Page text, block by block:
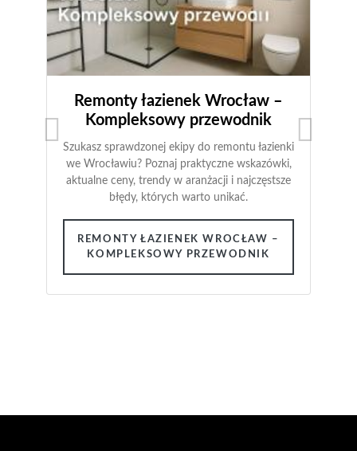
Remonty łazienek Wrocław –
Kompleksowy przewodnik
Szukasz sprawdzonej ekipy do remontu łazienki
we Wrocławiu? Poznaj praktyczne wskazówki,
aktualne ceny, trendy w aranżacji i najczęstsze
błędy, których warto unikać.
REMONTY ŁAZIENEK WROCŁAW –
KOMPLEKSOWY PRZEWODNIK